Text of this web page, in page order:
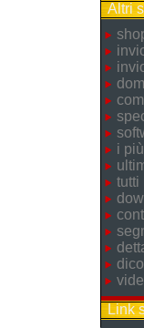
Altri
i
tutti
Link